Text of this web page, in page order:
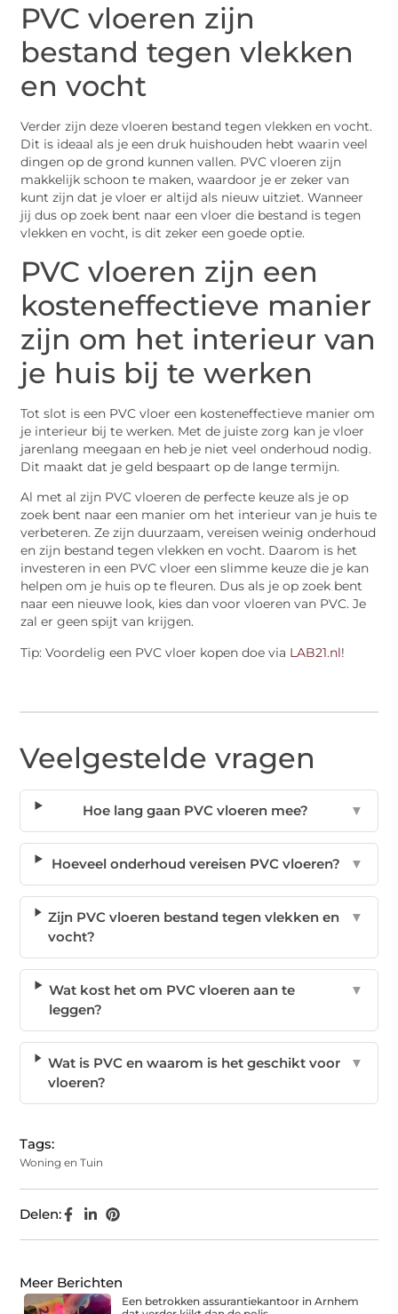
PVC vloeren zijn
bestand tegen vlekken
en vocht
Verder zijn deze vloeren bestand tegen vlekken en vocht.
Dit is ideaal als je een druk huishouden hebt waarin veel
dingen op de grond kunnen vallen. PVC vloeren zijn
makkelijk schoon te maken, waardoor je er zeker van
kunt zijn dat je vloer er altijd als nieuw uitziet. Wanneer
jij dus op zoek bent naar een vloer die bestand is tegen
vlekken en vocht, is dit zeker een goede optie.
PVC vloeren zijn een
kosteneffectieve manier
zijn om het interieur van
je huis bij te werken
Tot slot is een PVC vloer een kosteneffectieve manier om
je interieur bij te werken. Met de juiste zorg kan je vloer
jarenlang meegaan en heb je niet veel onderhoud nodig.
Dit maakt dat je geld bespaart op de lange termijn.
Al met al zijn PVC vloeren de perfecte keuze als je op
zoek bent naar een manier om het interieur van je huis te
verbeteren. Ze zijn duurzaam, vereisen weinig onderhoud
en zijn bestand tegen vlekken en vocht. Daarom is het
investeren in een PVC vloer een slimme keuze die je kan
helpen om je huis op te fleuren. Dus als je op zoek bent
naar een nieuwe look, kies dan voor vloeren van PVC. Je
zal er geen spijt van krijgen.
Tip: Voordelig een PVC vloer kopen doe via LAB21.nl!
Veelgestelde vragen
Hoe lang gaan PVC vloeren mee? ▼
Hoeveel onderhoud vereisen PVC vloeren? ▼
Zijn PVC vloeren bestand tegen vlekken en
vocht?
▼
Wat kost het om PVC vloeren aan te
leggen?
▼
Wat is PVC en waarom is het geschikt voor
vloeren?
▼
Tags:
Woning en Tuin
Delen:
Meer Berichten
Een betrokken assurantiekantoor in Arnhem